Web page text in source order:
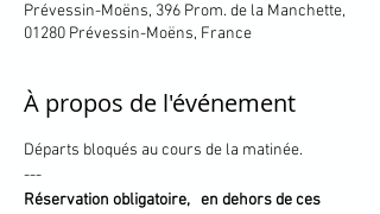
Prévessin-Moëns, 396 Prom. de la Manchette,
01280 Prévessin-Moëns, France
À propos de l'événement
Départs bloqués au cours de la matinée.
---
Réservation obligatoire,   en dehors de ces